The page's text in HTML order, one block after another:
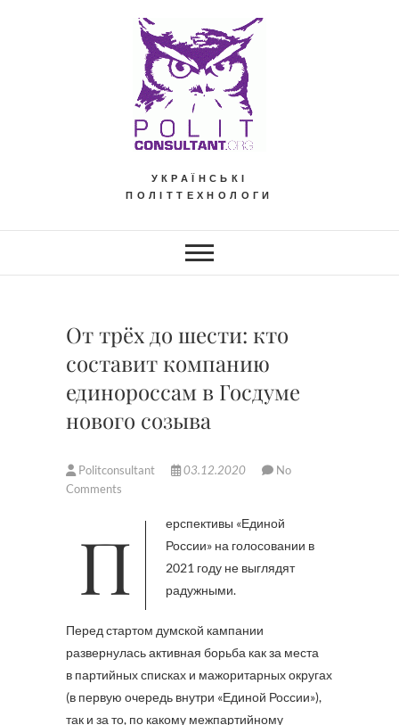
УКРАЇНСЬКІ
ПОЛІТТЕХНОЛОГИ
От трёх до шести: кто
составит компанию
единороссам в Госдуме
нового созыва
Politconsultant 03.12.2020
No
Comments
Перспективы «Единой
России» на голосовании в
2021 году не выглядят
радужными.
Перед стартом думской кампании
развернулась активная борьба как за места
в партийных списках и мажоритарных округах
(в первую очередь внутри «Единой России»),
так и за то, по какому межпартийному